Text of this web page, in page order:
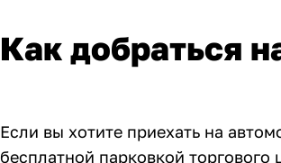
Как добраться
Если вы хотите приехать на
бесплатной парковкой